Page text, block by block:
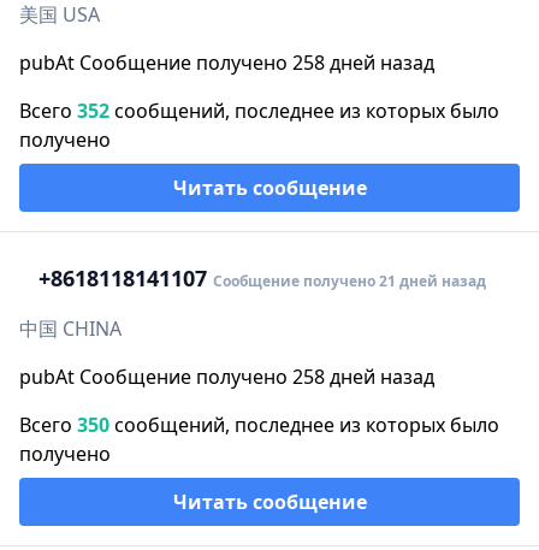
美国 USA
pubAt Сообщение получено 258 дней назад
Всего 352сообщений, последнее из которых было
получено
Читать сообщение
+8618118141107 Сообщение получено 21 дней назад
中国 CHINA
pubAt Сообщение получено 258 дней назад
Всего 350сообщений, последнее из которых было
получено
Читать сообщение